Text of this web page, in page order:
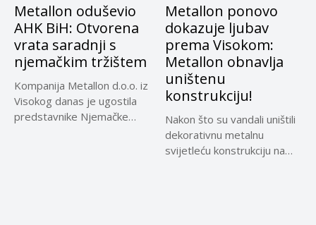
Metallon oduševio
AHK BiH: Otvorena
vrata saradnji s
njemačkim tržištem
Kompanija Metallon d.o.o. iz
Visokog danas je ugostila
predstavnike Njemačke
Metallon ponovo
dokazuje ljubav
prema Visokom:
Metallon obnavlja
uništenu
konstrukciju!
Nakon što su vandali uništili
dekorativnu metalnu
svijetleću konstrukciju na